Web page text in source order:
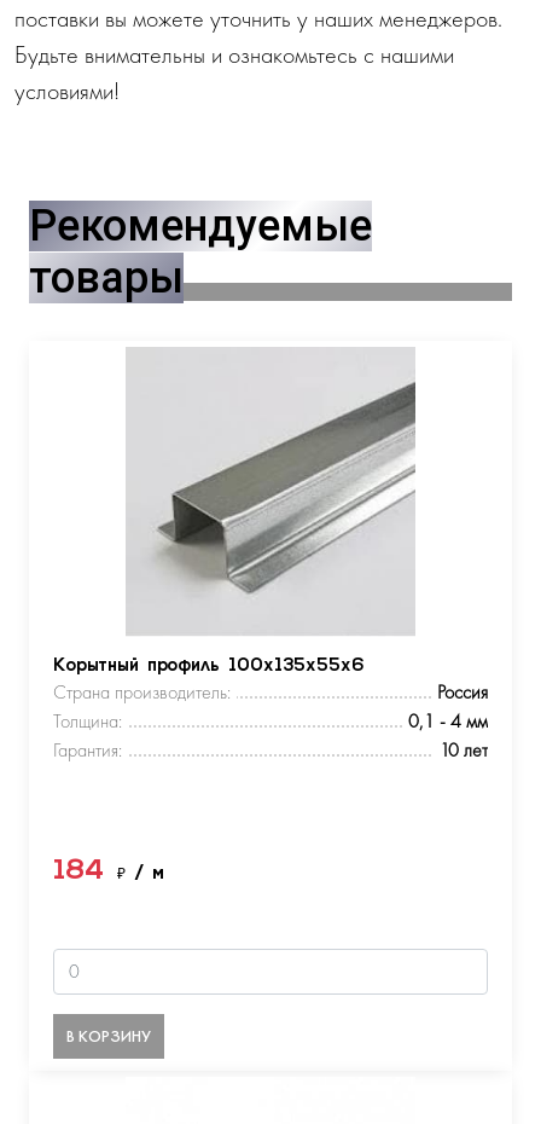
поставки вы можете уточнить у наших менеджеров.
Будьте внимательны и ознакомьтесь с нашими
условиями!
Рекомендуемые
товары
Корытный профиль 100х135х55х6
Страна производитель:
Россия
Толщина:
0,1 - 4 мм
Гарантия:
10 лет
184 ₽ / м
В КОРЗИНУ